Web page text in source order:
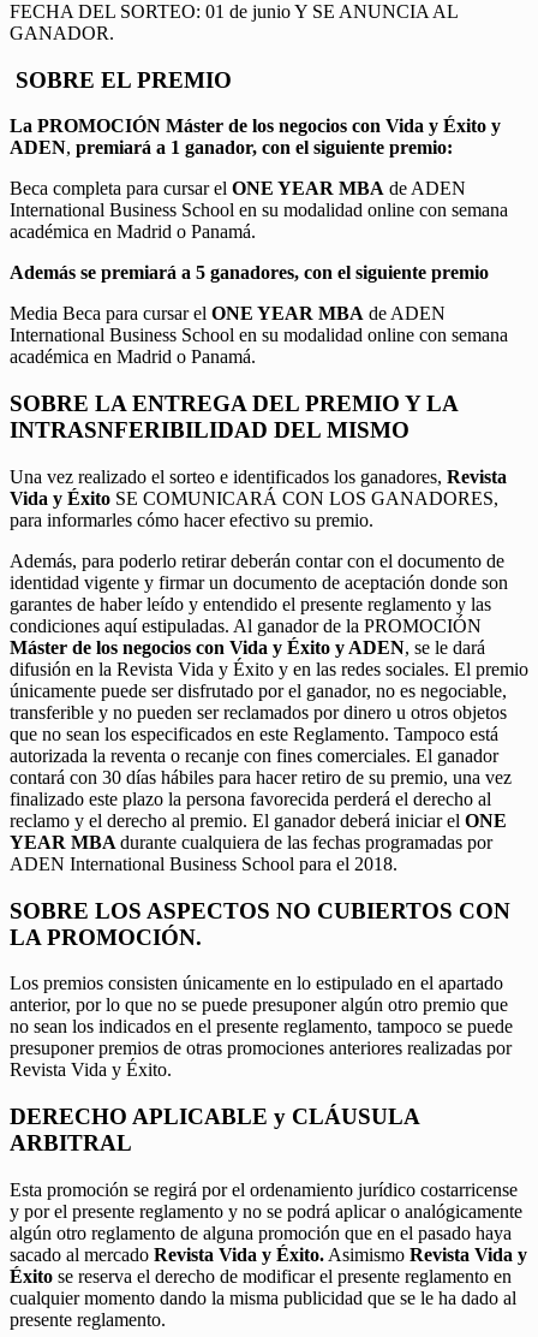
FECHA DEL SORTEO: 01 de junio Y SE ANUNCIA AL
GANADOR.
SOBRE EL PREMIO
La PROMOCIÓN Máster de los negocios con Vida y Éxito y
ADEN, premiará a 1 ganador, con el siguiente premio:
Beca completa para cursar el ONE YEAR MBA de ADEN
International Business School en su modalidad online con semana
académica en Madrid o Panamá.
Además se premiará a 5 ganadores, con el siguiente premio
Media Beca para cursar el ONE YEAR MBA de ADEN
International Business School en su modalidad online con semana
académica en Madrid o Panamá.
SOBRE LA ENTREGA DEL PREMIO Y LA
INTRASNFERIBILIDAD DEL MISMO
Una vez realizado el sorteo e identificados los ganadores, Revista
Vida y Éxito SE COMUNICARÁ CON LOS GANADORES,
para informarles cómo hacer efectivo su premio.
Además, para poderlo retirar deberán contar con el documento de
identidad vigente y firmar un documento de aceptación donde son
garantes de haber leído y entendido el presente reglamento y las
condiciones aquí estipuladas. Al ganador de la PROMOCIÓN
Máster de los negocios con Vida y Éxito y ADEN, se le dará
difusión en la Revista Vida y Éxito y en las redes sociales. El premio
únicamente puede ser disfrutado por el ganador, no es negociable,
transferible y no pueden ser reclamados por dinero u otros objetos
que no sean los especificados en este Reglamento. Tampoco está
autorizada la reventa o recanje con fines comerciales. El ganador
contará con 30 días hábiles para hacer retiro de su premio, una vez
finalizado este plazo la persona favorecida perderá el derecho al
reclamo y el derecho al premio. El ganador deberá iniciar el ONE
YEAR MBA durante cualquiera de las fechas programadas por
ADEN International Business School para el 2018.
SOBRE LOS ASPECTOS NO CUBIERTOS CON
LA PROMOCIÓN.
Los premios consisten únicamente en lo estipulado en el apartado
anterior, por lo que no se puede presuponer algún otro premio que
no sean los indicados en el presente reglamento, tampoco se puede
presuponer premios de otras promociones anteriores realizadas por
Revista Vida y Éxito.
DERECHO APLICABLE y CLÁUSULA
ARBITRAL
Esta promoción se regirá por el ordenamiento jurídico costarricense
y por el presente reglamento y no se podrá aplicar o analógicamente
algún otro reglamento de alguna promoción que en el pasado haya
sacado al mercado Revista Vida y Éxito. Asimismo Revista Vida y
Éxito se reserva el derecho de modificar el presente reglamento en
cualquier momento dando la misma publicidad que se le ha dado al
presente reglamento.